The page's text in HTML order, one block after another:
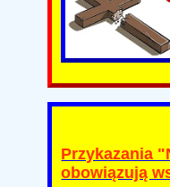
Przykazania
obowiązują